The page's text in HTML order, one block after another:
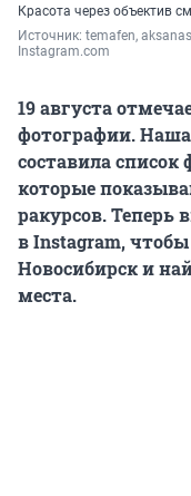
Красота через объектив
Источник: temafen,
Instagram.com
19 августа
фотографии.
составила список
которые
ракурсов. Теперь
в Instagram,
Новосибирск и
места.